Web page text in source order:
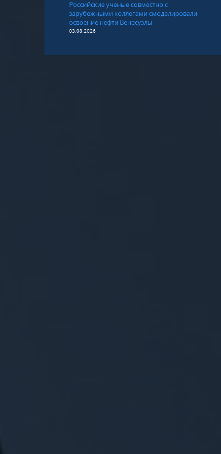
Российские ученые совместно с
зарубежными коллегами смоделировали
освоение нефти Венесуэлы
03.08.2026